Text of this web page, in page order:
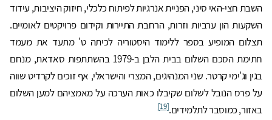
השבת חצי-האי סיני, הפניית אנרגיות לפיתוח כלכלי, חיזוק היציבות, עידוד
השקעות הון ערביות וזרות, הרחבת התיירות וקידום פרויקטים לאומיים.
תצלום המופיע בספר ללימוד היסטוריה לכיתה ט' מתעד את מעמד
חתימת הסכם השלום בבית הלבן ב-1979 בהשתתפות סאדאת, מנחם
בגין וג'ימי קרטר. שני המנהיגים, המצרי והישראלי, אף זוכים לקרדיט שווה
על פרס הנובל לשלום שקיבלו כאות הערכה על מאמציהם למען השלום
באזור, כמוסבר לתלמידים.[19]